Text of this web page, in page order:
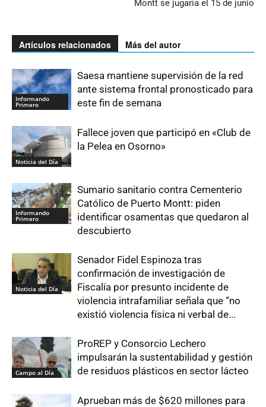
Montt se jugaría el 15 de junio
Artículos relacionados Más del autor
Informando
Primero
Saesa mantiene supervisión de la red
ante sistema frontal pronosticado para
este fin de semana
Noticia del Día
Fallece joven que participó en «Club de
la Pelea en Osorno»
Informando
Primero
Sumario sanitario contra Cementerio
Católico de Puerto Montt: piden
identificar osamentas que quedaron al
descubierto
Noticia del Día
Senador Fidel Espinoza tras
confirmación de investigación de
Fiscalía por presunto incidente de
violencia intrafamiliar señala que “no
existió violencia física ni verbal de...
Campo al Día
ProREP y Consorcio Lechero
impulsarán la sustentabilidad y gestión
de residuos plásticos en sector lácteo
Aprueban más de $620 millones para